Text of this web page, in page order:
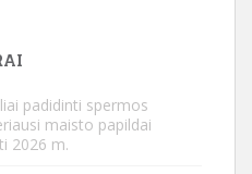
padidinti spermos
maisto papildai
2026 m.